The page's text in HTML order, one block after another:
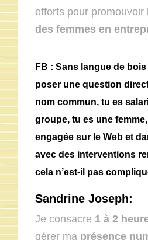
efforts pour promouvoir
des femmes en
FB : Sans langue de
poser une question
nom commun, tu es
groupe, tu es une
engagée sur le Web et
avec des interventions
cela n’est-il pas
Sandrine Joseph:
Je consacre 1 à 2
gérer ma présence